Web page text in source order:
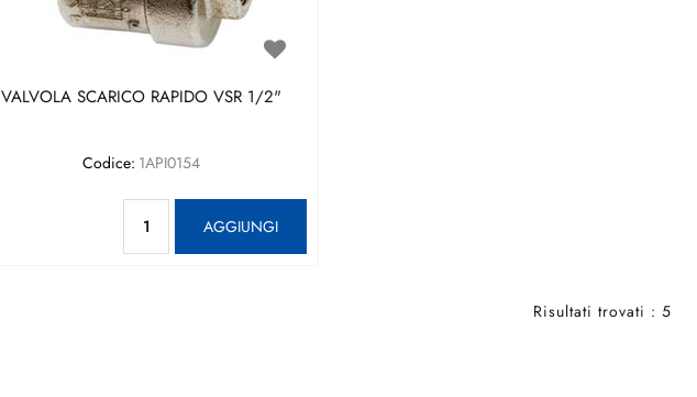
VALVOLA SCARICO RAPIDO VSR 1/2"
Codice: 1API0154
AGGIUNGI
Risultati trovati : 5